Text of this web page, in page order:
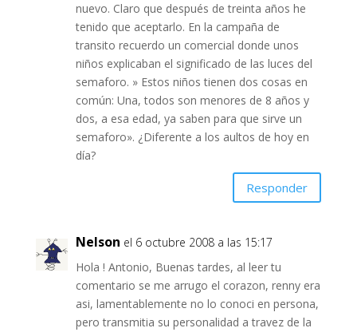
nuevo. Claro que después de treinta años he
tenido que aceptarlo. En la campaña de
transito recuerdo un comercial donde unos
niños explicaban el significado de las luces del
semaforo. » Estos niños tienen dos cosas en
común: Una, todos son menores de 8 años y
dos, a esa edad, ya saben para que sirve un
semaforo». ¿Diferente a los aultos de hoy en
día?
Responder
Nelson el 6 octubre 2008 a las 15:17
Hola ! Antonio, Buenas tardes, al leer tu
comentario se me arrugo el corazon, renny era
asi, lamentablemente no lo conoci en persona,
pero transmitia su personalidad a travez de la